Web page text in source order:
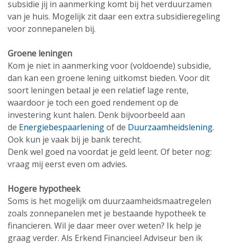
subsidie jij in aanmerking komt bij het verduurzamen
van je huis. Mogelijk zit daar een extra subsidieregeling
voor zonnepanelen bij.
Groene leningen
Kom je niet in aanmerking voor (voldoende) subsidie,
dan kan een groene lening uitkomst bieden. Voor dit
soort leningen betaal je een relatief lage rente,
waardoor je toch een goed rendement op de
investering kunt halen. Denk bijvoorbeeld aan
de Energiebespaarleningof de Duurzaamheidslening.
Ook kun je vaak bij je bank terecht.
Denk wel goed na voordat je geld leent. Of beter nog:
vraag mij eerst even om advies.
Hogere hypotheek
Soms is het mogelijk om duurzaamheidsmaatregelen
zoals zonnepanelen met je bestaande hypotheek te
financieren. Wil je daar meer over weten? Ik help je
graag verder. Als Erkend Financieel Adviseur ben ik